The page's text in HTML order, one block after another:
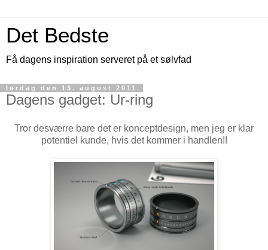
Det Bedste
Få dagens inspiration serveret på et sølvfad
lørdag den 13. august 2011
Dagens gadget: Ur-ring
Tror desværre bare det er konceptdesign, men jeg er klar
potentiel kunde, hvis det kommer i handlen!!